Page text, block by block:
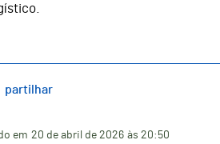
partilhar
em 20 de abril de 2026 às 20:50